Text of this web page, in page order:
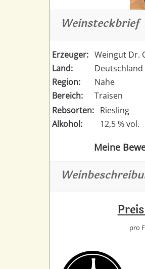
Weinsteckbrief
Erzeuger: Weingut Dr.
Land:
Deutschland
Region:
Nahe
Bereich:
Traisen
Rebsorten: Riesling
Alkohol:
12,5 % vol.
Meine
pro